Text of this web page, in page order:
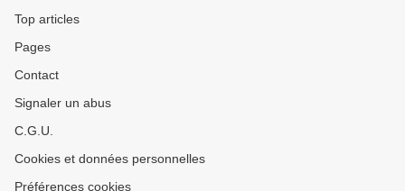
Top articles
Pages
Contact
Signaler un abus
C.G.U.
Cookies et données personnelles
Préférences cookies